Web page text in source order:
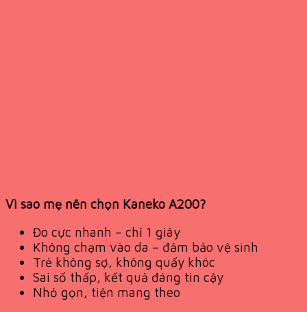
Vì sao mẹ nên chọn Kaneko A200?
Đo cực nhanh – chỉ 1 giây
Không chạm vào da – đảm bảo vệ sinh
Trẻ không sợ, không quấy khóc
Sai số thấp, kết quả đáng tin cậy
Nhỏ gọn, tiện mang theo